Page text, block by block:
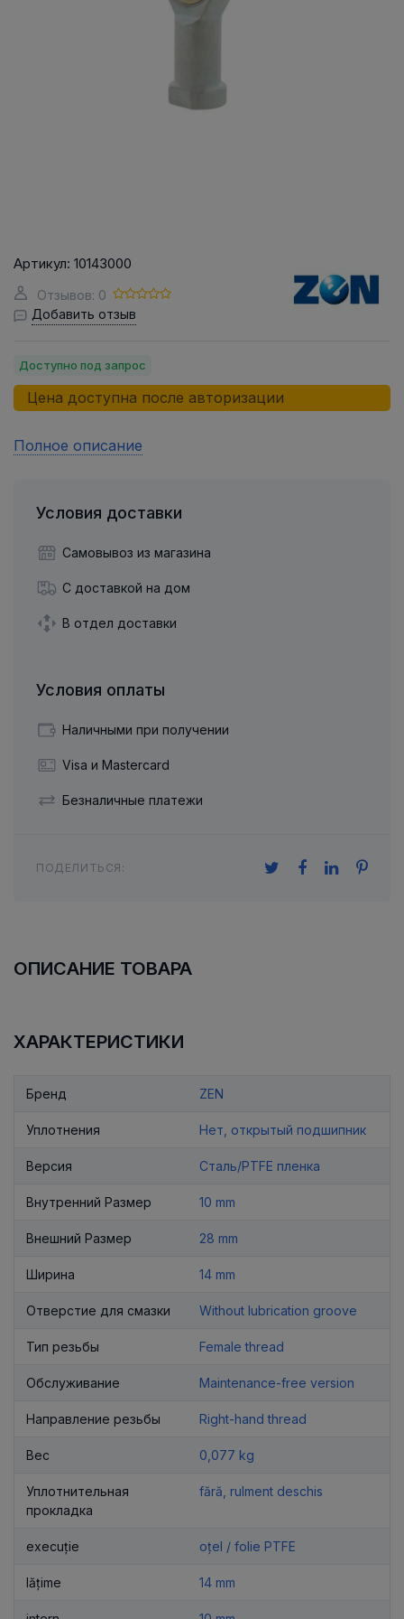
Артикул: 10143000
Отзывов: 0
Добавить отзыв
Доступно под запрос
Цена доступна после авторизации
Полное описание
Условия доставки
Самовывоз из магазина
С доставкой на дом
В отдел доставки
Условия оплаты
Наличными при получении
Visa и Mastercard
Безналичные платежи
ПОДЕЛИТЬСЯ:
ОПИСАНИЕ ТОВАРА
ХАРАКТЕРИСТИКИ
Бренд ZEN
Уплотнения Нет, открытый подшипник
Версия Сталь/PTFE пленка
Внутренний Размер 10 mm
Внешний Размер 28 mm
Ширина 14 mm
Отверстие для смазки Without lubrication groove
Тип резьбы Female thread
Обслуживание Maintenance-free version
Направление резьбы Right-hand thread
Вес 0,077 kg
Уплотнительная
прокладка
fără, rulment deschis
execuție oțel / folie PTFE
lățime 14 mm